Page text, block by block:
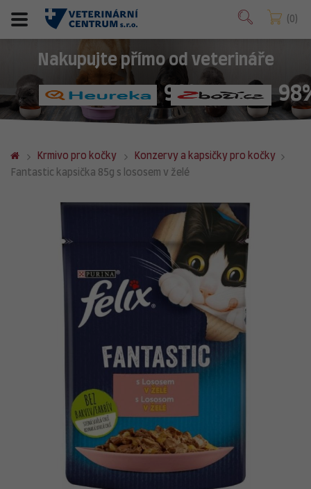
0
Nakupujte přímo od veterináře
98%
Krmivo pro kočky
Konzervy a kapsičky pro kočky
Fantastic kapsička 85g s lososem v želé